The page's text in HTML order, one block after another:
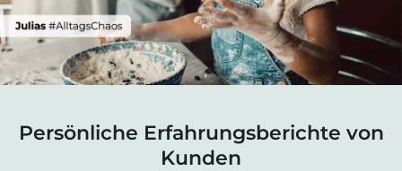
Persönliche Erfahrungsberichte von
Kunden